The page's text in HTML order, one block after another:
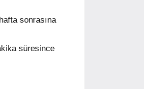
sonrasına
süresince